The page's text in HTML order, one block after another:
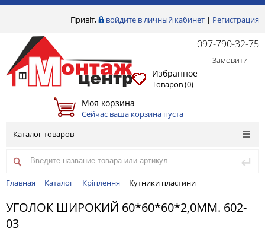
Привіт, войдите в личный кабинет | Регистрация
097-790-32-75
Замовити
Избранное
Товаров (0)
Моя корзина
Сейчас ваша корзина пуста
Каталог товаров
Главная Каталог Кріплення Кутники пластини
УГОЛОК ШИРОКИЙ 60*60*60*2,0ММ. 602-
03